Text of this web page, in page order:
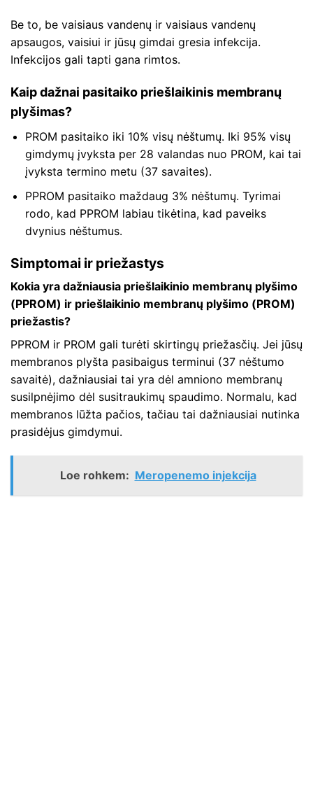
Be to, be vaisiaus vandenų ir vaisiaus vandenų
apsaugos, vaisiui ir jūsų gimdai gresia infekcija.
Infekcijos gali tapti gana rimtos.
Kaip dažnai pasitaiko priešlaikinis membranų
plyšimas?
PROM pasitaiko iki 10% visų nėštumų. Iki 95% visų
gimdymų įvyksta per 28 valandas nuo PROM, kai tai
įvyksta termino metu (37 savaites).
PPROM pasitaiko maždaug 3% nėštumų. Tyrimai
rodo, kad PPROM labiau tikėtina, kad paveiks
dvynius nėštumus.
Simptomai ir priežastys
Kokia yra dažniausia priešlaikinio membranų plyšimo
(PPROM) ir priešlaikinio membranų plyšimo (PROM)
priežastis?
PPROM ir PROM gali turėti skirtingų priežasčių. Jei jūsų
membranos plyšta pasibaigus terminui (37 nėštumo
savaitė), dažniausiai tai yra dėl amniono membranų
susilpnėjimo dėl susitraukimų spaudimo. Normalu, kad
membranos lūžta pačios, tačiau tai dažniausiai nutinka
prasidėjus gimdymui.
Loe rohkem: Meropenemo injekcija